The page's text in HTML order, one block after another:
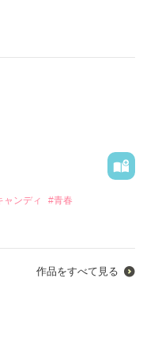
ャンディ #青春
作品をすべて見る